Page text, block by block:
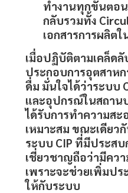
ทำงานทุกขั้นตอ
กลับรวมทั้ง
เอกสารการผลิต
เมื่อปฏิบัติตามเคล็ด
ประกอบการอุตสาหก
ดื่ม มั่นใจได้ว่าระบบ
และอุปกรณ์ในสถาน
ได้รับการทำความสะ
เหมาะสม ขณะเดียว
ระบบ CIP ที่มีประสบ
เชี่ยวชาญถือว่ามีคว
เพราะจะช่วยเพิ่มป
ให้กับระบบ